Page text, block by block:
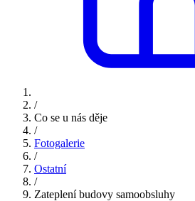
/
Co se u nás děje
/
Fotogalerie
/
Ostatní
/
Zateplení budovy samoobsluhy